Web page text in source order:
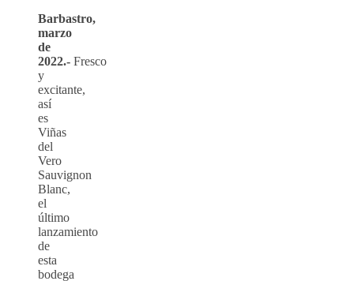
Barbastro,
marzo
de
2022.- Fresco
y
excitante,
así
es
Viñas
del
Vero
Sauvignon
Blanc,
el
último
lanzamiento
de
esta
bodega